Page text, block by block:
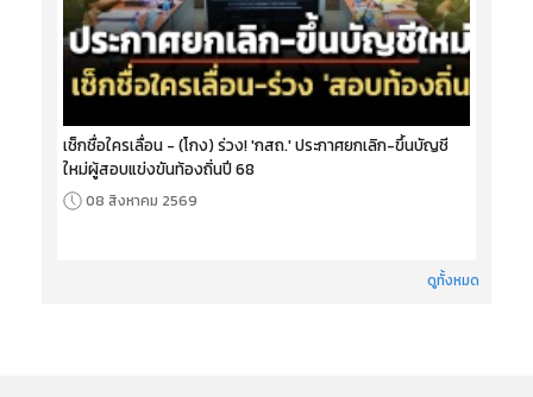
เช็กชื่อใครเลื่อน - (โกง) ร่วง! 'กสถ.' ประกาศยกเลิก-ขึ้นบัญชี
ใหม่ผู้สอบแข่งขันท้องถิ่นปี 68
08 สิงหาคม 2569
ดูทั้งหมด